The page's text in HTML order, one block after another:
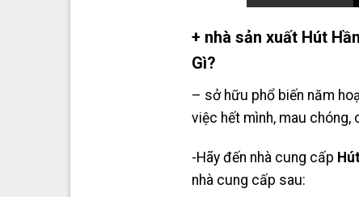
+ nhà sản xuất Hút
Gì?
– sở hữu phổ biến năm
việc hết mình, mau chóng,
-Hãy đến nhà cung cấp
nhà cung cấp sau: